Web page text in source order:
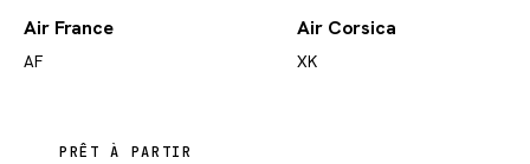
Air France
AF
Air Corsica
XK
PRÊT À PARTIR